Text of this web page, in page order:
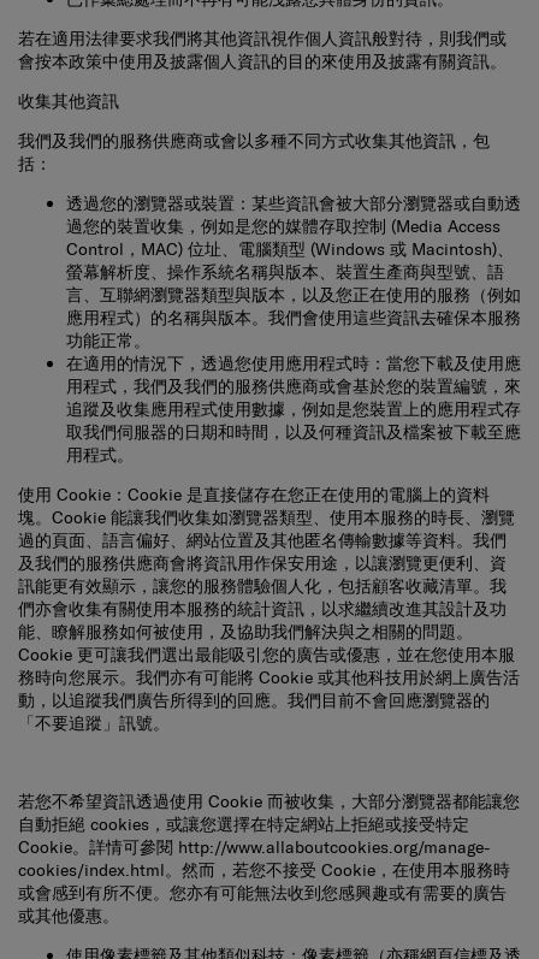
若在適用法律要求我們將其他資訊視作個人資訊般對待，則我們或
會按本政策中使用及披露個人資訊的目的來使用及披露有關資訊。
我們及我們的服務供應商或會以多種不同方式收集其他資訊，包
括：
過您的裝置收集，例如是您的媒體存取控制 (Media Access
Control，MAC) 位址、電腦類型 (Windows 或 Macintosh)、
螢幕解析度、操作系統名稱與版本、裝置生產商與型號、語
言、互聯網瀏覽器類型與版本，以及您正在使用的服務（例如
應用程式）的名稱與版本。我們會使用這些資訊去確保本服務
功能正常。
在適用的情況下，透過您使用應用程式時
用程式，我們及我們的服務供應商或會基於您的裝置編號，來
追蹤及收集應用程式使用數據，例如是您裝置上的應用程式存
取我們伺服器的日期和時間，以及何種資訊及檔案被下載至應
用程式。
塊。Cookie 能讓我們收集如瀏覽器類型、使用本服務的時長、瀏覽
過的頁面、語言偏好、網站位置及其他匿名傳輸數據等資料。我們
及我們的服務供應商會將資訊用作保安用途，以讓瀏覽更便利、資
訊能更有效顯示，讓您的服務體驗個人化，包括顧客收藏清單。我
們亦會收集有關使用本服務的統計資訊，以求繼續改進其設計及功
能、瞭解服務如何被使用，及協助我們解決與之相關的問題。
Cookie 更可讓我們選出最能吸引您的廣告或優惠，並在您使用本服
務時向您展示。我們亦有可能將 Cookie 或其他科技用於網上廣告活
動，以追蹤我們廣告所得到的回應。我們目前不會回應瀏覽器的
「不要追蹤」訊號。
自動拒絕 cookies，或讓您選擇在特定網站上拒絕或接受特定
Cookie。詳情可參閱http://www.allaboutcookies.org/manage-
cookies/index.html。然而，若您不接受 Cookie，在使用本服務時
或會感到有所不便。您亦有可能無法收到您感興趣或有需要的廣告
或其他優惠。